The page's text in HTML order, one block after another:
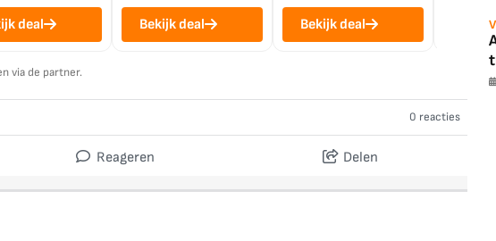
deal Bekijk deal Bekijk deal
via de partner.
0 reacties
Reageren Delen